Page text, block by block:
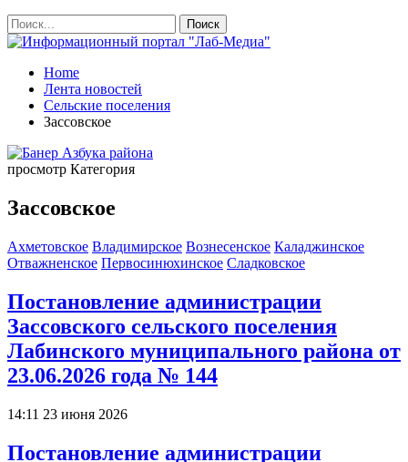
Home
Лента новостей
Сельские поселения
Зассовское
просмотр Категория
Зассовское
Ахметовское Владимирское Вознесенское Каладжинское
Отважненское Первосинюхинское Сладковское
Постановление администрации
Зассовского сельского поселения
Лабинского муниципального района от
23.06.2026 года № 144
14:11 23 июня 2026
Постановление администрации